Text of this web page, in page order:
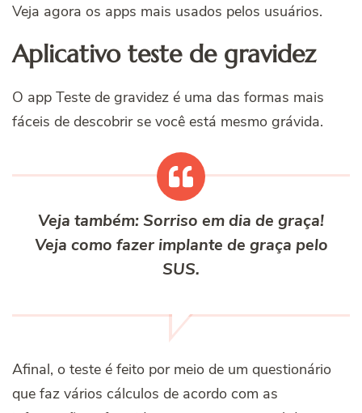
Veja agora os apps mais usados pelos usuários.
Aplicativo teste de gravidez
O app Teste de gravidez é uma das formas mais
fáceis de descobrir se você está mesmo grávida.
Veja também: Sorriso em dia de graça!
Veja como fazer implante de graça pelo
SUS.
Afinal, o teste é feito por meio de um questionário
que faz vários cálculos de acordo com as